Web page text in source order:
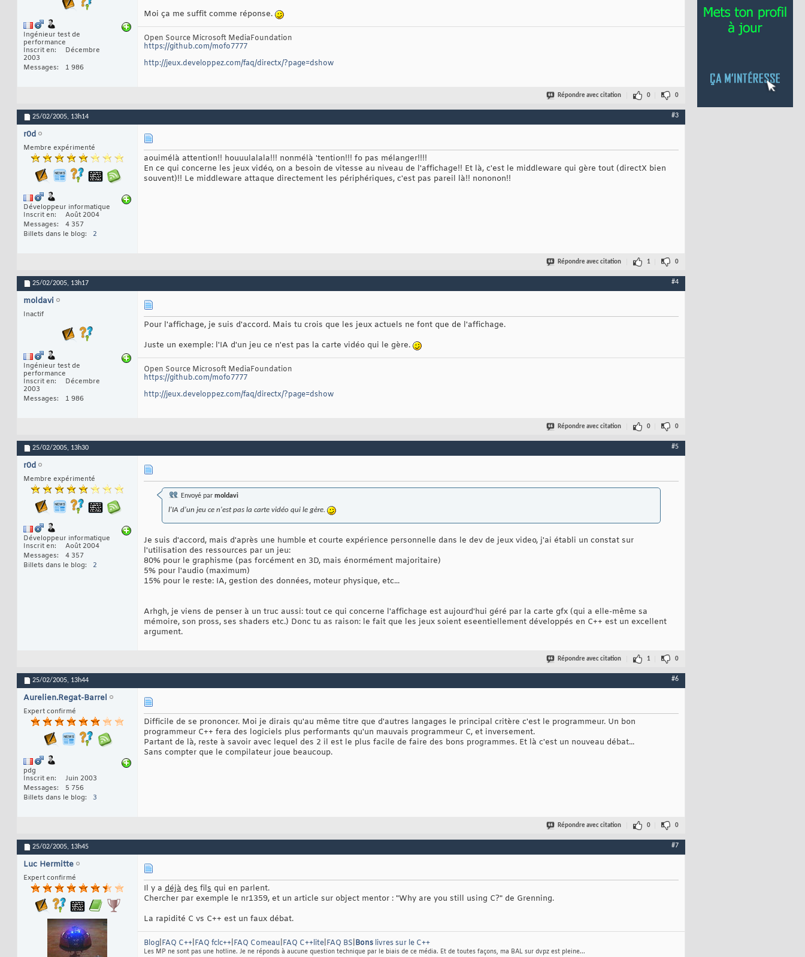
Ingénieur test de
performance
Inscrit en
Décembre
2003
Messages
1 986
Moi ça me suffit comme réponse.
Open Source Microsoft MediaFoundation
https://github.com/mofo7777
http://jeux.developpez.com/faq/directx/?page=dshow
Répondre avec citation 0 0
25/02/2005, 13h14 #3
r0d
Membre expérimenté
Développeur informatique
Inscrit en
Août 2004
Messages
4 357
Billets dans le blog
2
aouimélà attention!! houuulalala!!! nonmélà 'tention!!! fo pas mélanger!!!!
En ce qui concerne les jeux vidéo, on a besoin de vitesse au niveau de l'affichage!! Et là, c'est le middleware qui gère tout (directX bien
souvent)!! Le middleware attaque directement les périphériques, c'est pas pareil là!! nononon!!
Répondre avec citation 1 0
25/02/2005, 13h17 #4
moldavi
Inactif
Ingénieur test de
performance
Inscrit en
Décembre
2003
Messages
1 986
Pour l'affichage, je suis d'accord. Mais tu crois que les jeux actuels ne font que de l'affichage.
Juste un exemple: l'IA d'un jeu ce n'est pas la carte vidéo qui le gère.
Open Source Microsoft MediaFoundation
https://github.com/mofo7777
http://jeux.developpez.com/faq/directx/?page=dshow
Répondre avec citation 0 0
25/02/2005, 13h30 #5
r0d
Membre expérimenté
Développeur informatique
Inscrit en
Août 2004
Messages
4 357
Billets dans le blog
2
Envoyé par moldavi
l'IA d'un jeu ce n'est pas la carte vidéo qui le gère.
Je suis d'accord, mais d'après une humble et courte expérience personnelle dans le dev de jeux video, j'ai établi un constat sur
l'utilisation des ressources par un jeu:
80% pour le graphisme (pas forcément en 3D, mais énormément majoritaire)
5% pour l'audio (maximum)
15% pour le reste: IA, gestion des données, moteur physique, etc...
Arhgh, je viens de penser à un truc aussi: tout ce qui concerne l'affichage est aujourd'hui géré par la carte gfx (qui a elle-même sa
mémoire, son pross, ses shaders etc.) Donc tu as raison: le fait que les jeux soient eseentiellement développés en C++ est un excellent
argument.
Répondre avec citation 1 0
25/02/2005, 13h44 #6
Aurelien.Regat-Barrel
Expert confirmé
pdg
Inscrit en
Juin 2003
Messages
5 756
Billets dans le blog
3
Difficile de se prononcer. Moi je dirais qu'au même titre que d'autres langages le principal critère c'est le programmeur. Un bon
programmeur C++ fera des logiciels plus performants qu'un mauvais programmeur C, et inversement.
Partant de là, reste à savoir avec lequel des 2 il est le plus facile de faire des bons programmes. Et là c'est un nouveau débat...
Sans compter que le compilateur joue beaucoup.
Répondre avec citation 0 0
25/02/2005, 13h45 #7
Luc Hermitte
Expert confirmé
Il y a déjà des fils qui en parlent.
Chercher par exemple le nr1359, et un article sur object mentor : "Why are you still using C?" de Grenning.
La rapidité C vs C++ est un faux débat.
Blog|FAQ C++|FAQ fclc++|FAQ Comeau|FAQ C++lite|FAQ BS|Bons livres sur le C++
Les MP ne sont pas une hotline. Je ne réponds à aucune question technique par le biais de ce média. Et de toutes façons, ma BAL sur dvpz est pleine...